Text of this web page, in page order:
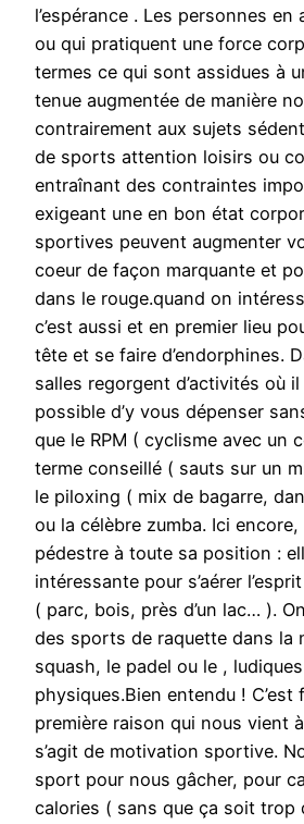
l’espérance . Les personnes
ou qui pratiquent une force
termes ce qui sont assidues à
tenue augmentée de manière
contrairement aux sujets
de sports attention loisirs ou
entraînant des contraintes
exigeant une en bon état
sportives peuvent augmenter
coeur de façon marquante et
dans le rouge.quand on
c’est aussi et en premier lieu
tête et se faire d’endorphines.
salles regorgent d’activités où
possible d’y vous dépenser
que le RPM ( cyclisme avec un
terme conseillé ( sauts sur un
le piloxing ( mix de bagarre,
ou la célèbre zumba. Ici
pédestre à toute sa position :
intéressante pour s’aérer
( parc, bois, près d’un lac… ).
des sports de raquette dans la
squash, le padel ou le ,
physiques.Bien entendu ! C’est
première raison qui nous vient
s’agit de motivation sportive.
sport pour nous gâcher, pour
calories ( sans que ça soit trop